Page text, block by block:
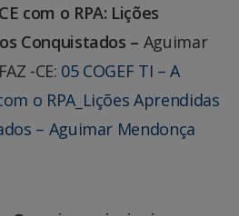
com o RPA: Lições
Conquistados – Aguimar
-CE: 05 COGEF TI – A
o RPA_Lições Aprendidas
– Aguimar Mendonça